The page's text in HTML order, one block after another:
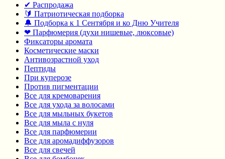
✔ Распродажа
🔰 Патриотическая подборка
🔔 Подборка к 1 Сентября и ко Дню Учителя
❤ Парфюмерия (духи нишевые, люксовые)
Фиксаторы аромата
Косметические маски
Антивозрастной уход
Пептиды
При куперозе
Против пигментации
Все для кремоварения
Все для ухода за волосами
Все для мыльных букетов
Все для мыла с нуля
Все для парфюмерии
Все для аромадиффузоров
Все для свечей